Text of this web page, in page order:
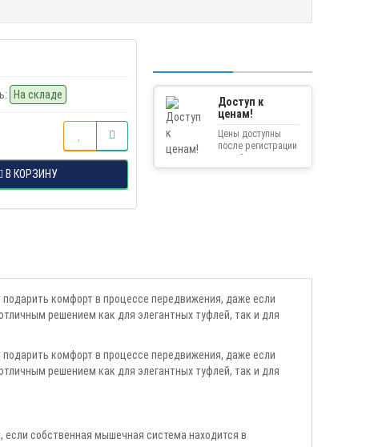
На складе
В КОРЗИНУ
Доступ к
ценам!
Цены доступны
после регистрации
на сайте.
комфорт в процессе передвижения, даже если
решением как для элегантных туфлей, так и для
комфорт в процессе передвижения, даже если
решением как для элегантных туфлей, так и для
собственная мышечная система находится в